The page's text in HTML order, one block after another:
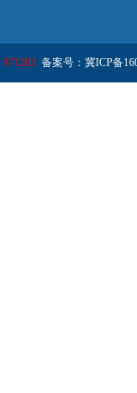
971203 备案号：冀ICP备